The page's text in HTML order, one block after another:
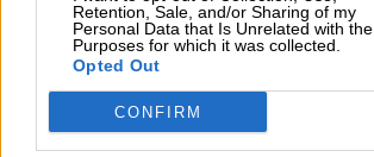
Retention, Sale, and/or Sharing of my
Personal Data that Is Unrelated with the
Purposes for which it was collected.
Opted Out
CONFIRM